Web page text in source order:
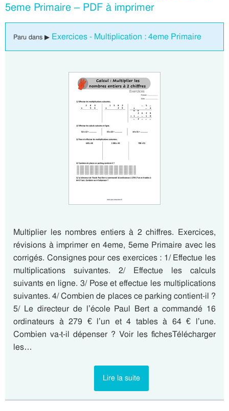
5eme Primaire – PDF à imprimer
Paru dans ▶ Exercices - Multiplication : 4eme Primaire
Multiplier les nombres entiers à 2 chiffres. Exercices,
révisions à imprimer en 4eme, 5eme Primaire avec les
corrigés. Consignes pour ces exercices : 1/ Effectue les
multiplications suivantes. 2/ Effectue les calculs
suivants en ligne. 3/ Pose et effectue les multiplications
suivantes. 4/ Combien de places ce parking contient-il ?
5/ Le directeur de l’école Paul Bert a commandé 16
ordinateurs à 279 € l’un et 4 tables à 64 € l’une.
Combien va-t-il dépenser ? Voir les fichesTélécharger
les…
Lire la suite